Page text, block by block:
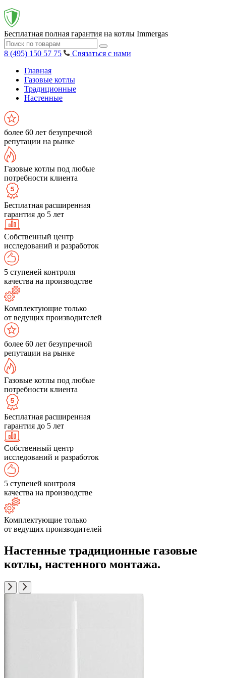
Бесплатная полная гарантия на котлы Immergas
8 (495) 150 57 75
Связаться с нами
Главная
Газовые котлы
Традиционные
Настенные
более 60 лет безупречной
репутации на рынке
Газовые котлы под любые
потребности клиента
Бесплатная расширенная
гарантия до 5 лет
Собственный центр
исследований и разработок
5 ступеней контроля
качества на производстве
Комплектующие только
от ведущих производителей
более 60 лет безупречной
репутации на рынке
Газовые котлы под любые
потребности клиента
Бесплатная расширенная
гарантия до 5 лет
Собственный центр
исследований и разработок
5 ступеней контроля
качества на производстве
Комплектующие только
от ведущих производителей
Настенные традиционные газовые
котлы, настенного монтажа.